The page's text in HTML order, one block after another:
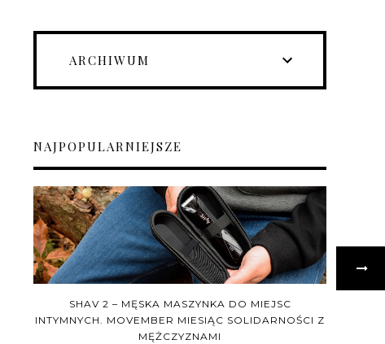
ARCHIWUM
NAJPOPULARNIEJSZE
SHAV 2 – MĘSKA MASZYNKA DO MIEJSC
INTYMNYCH. MOVEMBER MIESIĄC SOLIDARNOŚCI Z
MĘŻCZYZNAMI